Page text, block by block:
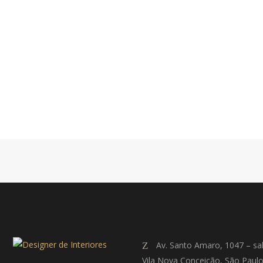
Av. Santo Amaro, 1047 –
Vila Nova Conceição, São